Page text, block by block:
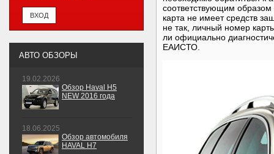
соответствующим образом
карта не имеет средств
не так, личный номер
ли официально
ЕАИСТО.
АВТО ОБЗОРЫ
19.02.2026
Обзор Haval H5
NEW 2016 года
18.06.2025
Обзор автомобиля
HAVAL H7